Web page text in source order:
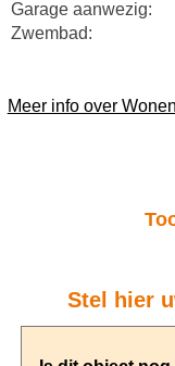
Garage aanwezig:
Zwembad:
Meer info over
Stel hier